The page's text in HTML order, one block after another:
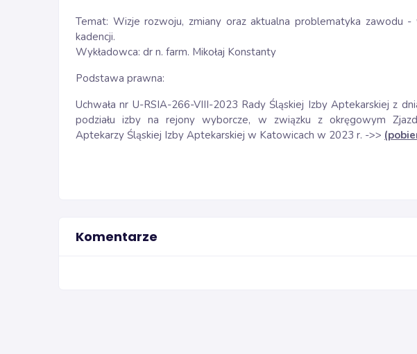
Temat: Wizje rozwoju, zmiany oraz aktualna problematyka zawodu
kadencji.
Wykładowca: dr n. farm. Mikołaj Konstanty
Podstawa prawna:
Uchwała nr U-RSIA-266-VIII-2023 Rady Śląskiej Izby Aptekarskiej z
podziału izby na rejony wyborcze, w związku z okręgowym
Aptekarzy Śląskiej Izby Aptekarskiej w Katowicach w 2023 r. ->>
Komentarze